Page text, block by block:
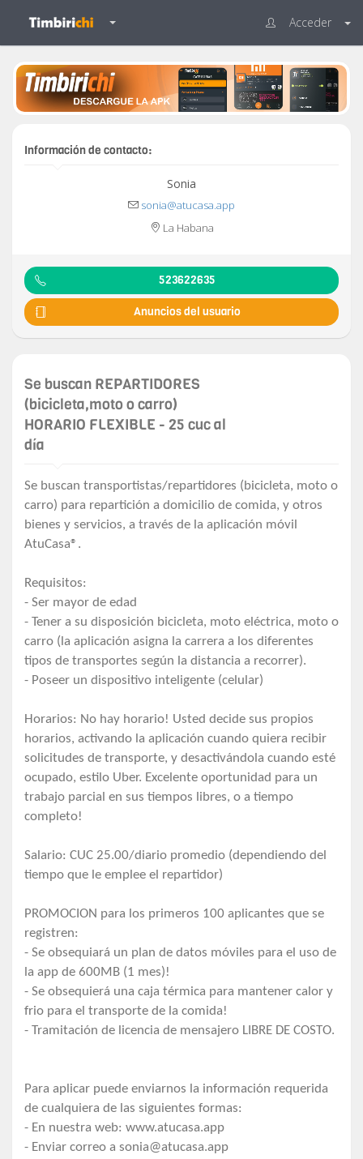
Acceder
Información de contacto:
Sonia
sonia@atucasa.app
La Habana
523622635
Anuncios del usuario
Se buscan REPARTIDORES
(bicicleta,moto o carro)
HORARIO FLEXIBLE - 25 cuc al
día
Se buscan transportistas/repartidores (bicicleta, moto o
carro) para repartición a domicilio de comida, y otros
bienes y servicios, a través de la aplicación móvil
AtuCasa®.
Requisitos:
- Ser mayor de edad
- Tener a su disposición bicicleta, moto eléctrica, moto o
carro (la aplicación asigna la carrera a los diferentes
tipos de transportes según la distancia a recorrer).
- Poseer un dispositivo inteligente (celular)
Horarios: No hay horario! Usted decide sus propios
horarios, activando la aplicación cuando quiera recibir
solicitudes de transporte, y desactivándola cuando esté
ocupado, estilo Uber. Excelente oportunidad para un
trabajo parcial en sus tiempos libres, o a tiempo
completo!
Salario: CUC 25.00/diario promedio (dependiendo del
tiempo que le emplee el repartidor)
PROMOCION para los primeros 100 aplicantes que se
registren:
- Se obsequiará un plan de datos móviles para el uso de
la app de 600MB (1 mes)!
- Se obsequierá una caja térmica para mantener calor y
frio para el transporte de la comida!
- Tramitación de licencia de mensajero LIBRE DE COSTO.
Para aplicar puede enviarnos la información requerida
de cualquiera de las siguientes formas:
- En nuestra web: www.atucasa.app
- Enviar correo a sonia@atucasa.app